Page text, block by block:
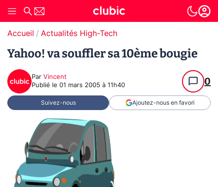
Accueil Actualités High-Tech
Yahoo! va souffler sa 10ème bougie
Par Vincent
Publié le 01 mars 2005 à 11h40 0
Suivez-nous Ajoutez-nous en favori